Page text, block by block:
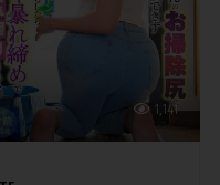
1,141